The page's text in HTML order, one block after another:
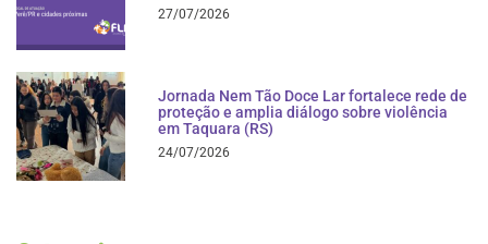
27/07/2026
Jornada Nem Tão Doce Lar fortalece rede de
proteção e amplia diálogo sobre violência
em Taquara (RS)
24/07/2026